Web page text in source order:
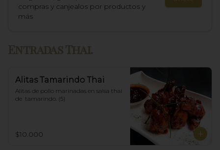
compras y canjealos por productos y
más
Entradas Thai.
Alitas Tamarindo Thai
Alitas de pollo marinadas en salsa thai
de  tamarindo. (5)
$10.000